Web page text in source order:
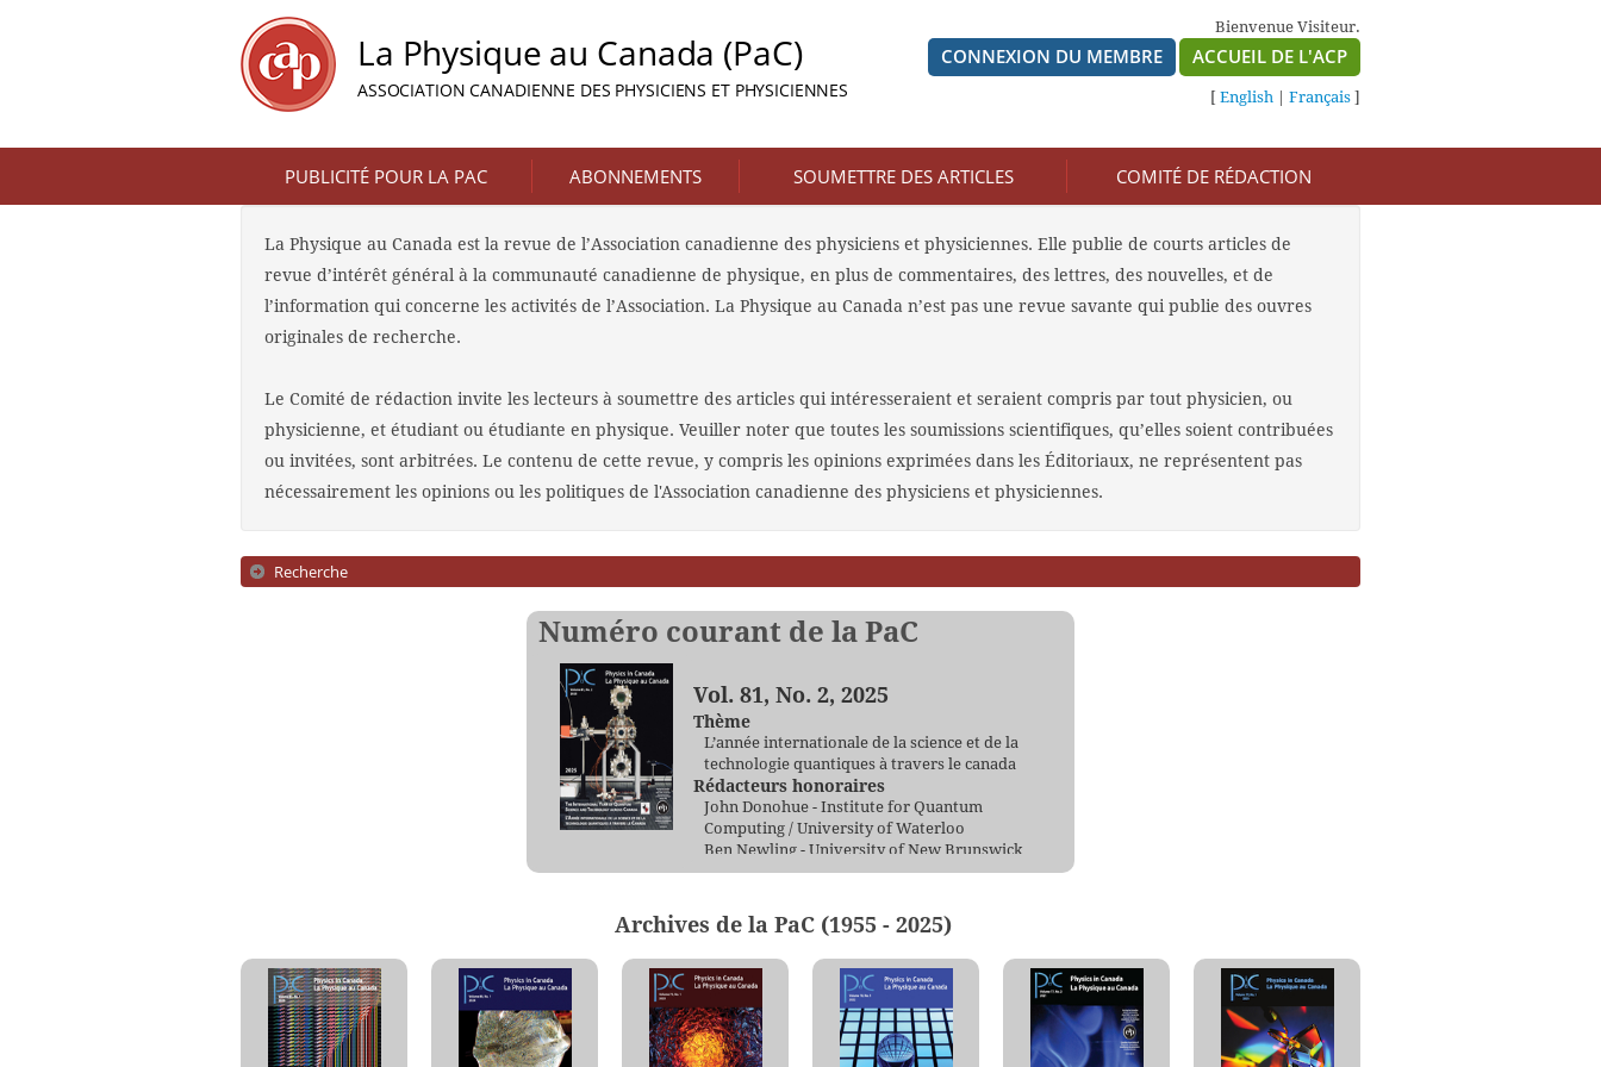
La Physique au Canada (PaC)
ASSOCIATION CANADIENNE DES PHYSICIENS ET PHYSICIENNES
Bienvenue Visiteur.
CONNEXION DU MEMBRE ACCUEIL DE L'ACP
[ English Français ]
PUBLICITÉ POUR LA PAC ABONNEMENTS SOUMETTRE DES ARTICLES COMITÉ DE RÉDACTION
La Physique au Canada est la revue de l’Association canadienne des physiciens et physiciennes. Elle publie de courts articles de
revue d’intérêt général à la communauté canadienne de physique, en plus de commentaires, des lettres, des nouvelles, et de
l’information qui concerne les activités de l’Association. La Physique au Canada n’est pas une revue savante qui publie des ouvres
originales de recherche.
Le Comité de rédaction invite les lecteurs à soumettre des articles qui intéresseraient et seraient compris par tout physicien, ou
physicienne, et étudiant ou étudiante en physique. Veuiller noter que toutes les soumissions scientifiques, qu’elles soient contribuées
ou invitées, sont arbitrées. Le contenu de cette revue, y compris les opinions exprimées dans les Éditoriaux, ne représentent pas
nécessairement les opinions ou les politiques de l'Association canadienne des physiciens et physiciennes.
Recherche
Numéro courant de la PaC
Vol. 81, No. 2, 2025
Thème
L’année internationale de la science et de la
technologie quantiques à travers le canada
Rédacteurs honoraires
John Donohue - Institute for Quantum
Computing / University of Waterloo
Ben Newling - University of New Brunswick
Neil J. Ross - Dalhousie University
« Chambre à ultra-vide non magnétique pour
capteurs quantiques », par Brynle Barrett,
professeur associé, University of New
Brunswick
Archives de la PaC (1955 - 2025)